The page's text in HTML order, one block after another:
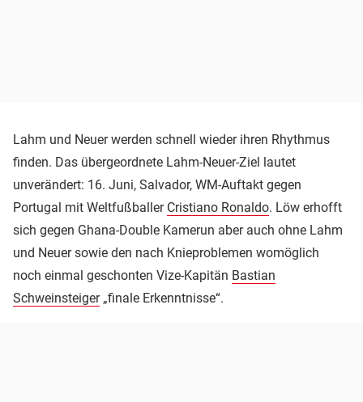
Lahm und Neuer werden schnell wieder ihren Rhythmus
finden. Das übergeordnete Lahm-Neuer-Ziel lautet
unverändert: 16. Juni, Salvador, WM-Auftakt gegen
Portugal mit Weltfußballer Cristiano Ronaldo. Löw erhofft
sich gegen Ghana-Double Kamerun aber auch ohne Lahm
und Neuer sowie den nach Knieproblemen womöglich
noch einmal geschonten Vize-Kapitän Bastian
Schweinsteiger„finale Erkenntnisse“.